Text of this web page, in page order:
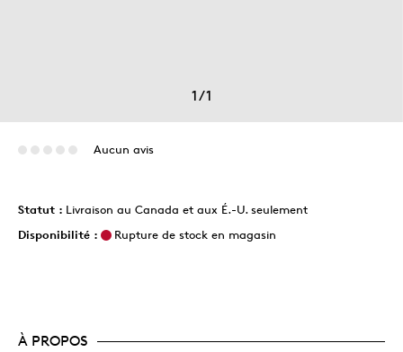
1/1
Aucun avis
Statut : Livraison au Canada et aux É.-U. seulement
Disponibilité :
Rupture de stock en magasin
À PROPOS